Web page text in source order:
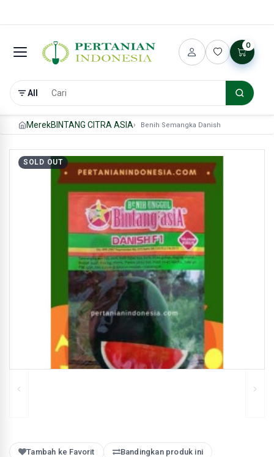
All
0
MerekBINTANG CITRA ASIA Benih Semangka Danish
SOLD OUT
Tambah ke Favorit Bandingkan produk ini